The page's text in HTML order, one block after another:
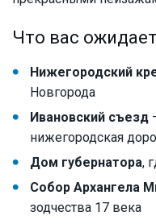
Что вас ожидает
Нижегородский
Новгорода
Ивановский съезд
нижегородская
Дом губернатора,
Собор Архангела
зодчества 17 века